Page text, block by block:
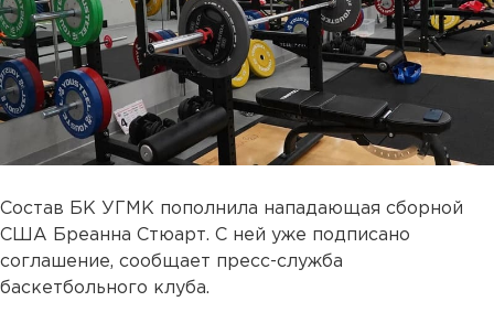
Состав БК УГМК пополнила нападающая сборной
США Бреанна Стюарт. С ней уже подписано
соглашение, сообщает пресс-служба
баскетбольного клуба.